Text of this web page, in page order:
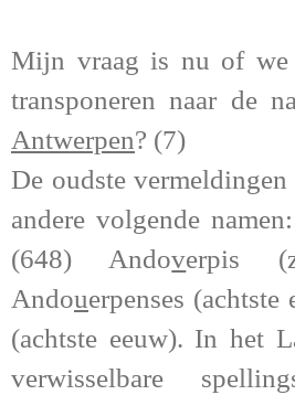
Mijn vraag is nu of we
transponeren naar de
Antwerpen? (7)
De oudste
andere volgende namen:
(648) Andoverpis
Andouerpenses (achtste
(achtste eeuw). In het
verwisselbare